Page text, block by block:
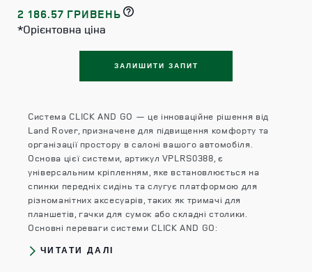
2 186.57 ГРИВЕНЬ
*Орієнтовна ціна
ЗАЛИШИТИ ЗАПИТ
Система CLICK AND GO — це інноваційне рішення від
Land Rover, призначене для підвищення комфорту та
організації простору в салоні вашого автомобіля.
Основа цієї системи, артикул VPLRS0388, є
універсальним кріпленням, яке встановлюється на
спинки передніх сидінь та слугує платформою для
різноманітних аксесуарів, таких як тримачі для
планшетів, гачки для сумок або складні столики.​
Основні переваги системи CLICK AND GO:
ЧИТАТИ ДАЛІ